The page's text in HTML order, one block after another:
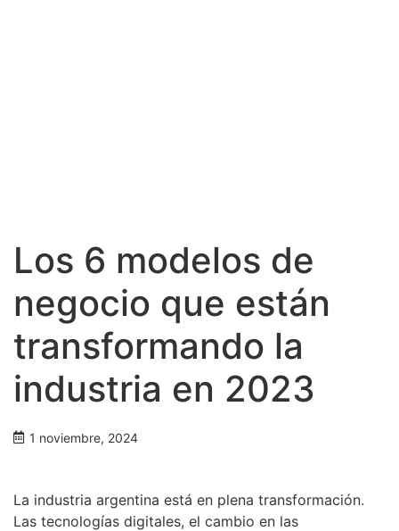
Los 6 modelos de
negocio que están
transformando la
industria en 2023
1 noviembre, 2024
La industria argentina está en plena transformación.
Las tecnologías digitales, el cambio en las